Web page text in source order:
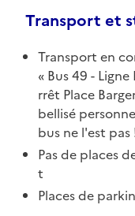
Transport et
Transport en
Bus 49 -
rrêt Place
bellisé
bus ne l'est pas
Pas de places
t
Places de